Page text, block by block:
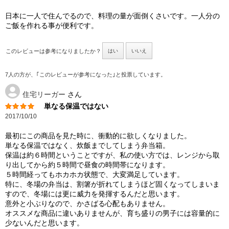
日本に一人で住んでるので、料理の量が面倒くさいです。一人分の
ご飯を作れる事が便利です。
このレビューは参考になりましたか？ はい いいえ
7人の方が、｢このレビューが参考になった｣と投票しています。
住宅リーガー さん
単なる保温ではない
2017/10/10
最初にこの商品を見た時に、衝動的に欲しくなりました。
単なる保温ではなく、炊飯までしてしまう弁当箱。
保温は約６時間ということですが、私の使い方では、レンジから取
り出してから約５時間で昼食の時間帯になります。
５時間経ってもホカホカ状態で、大変満足しています。
特に、冬場の弁当は、割箸が折れてしまうほど固くなってしまいま
すので、冬場には更に威力を発揮するんだと思います。
意外と小ぶりなので、かさばる心配もありません。
オススメな商品に違いありませんが、育ち盛りの男子には容量的に
少ないんだと思います。